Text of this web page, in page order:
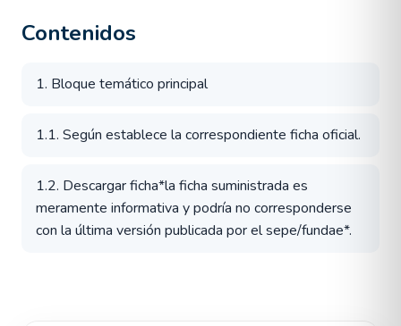
Contenidos
1. Bloque temático principal
1.1. Según establece la correspondiente ficha oficial.
1.2. Descargar ficha*la ficha suministrada es
meramente informativa y podría no corresponderse
con la última versión publicada por el sepe/fundae*.